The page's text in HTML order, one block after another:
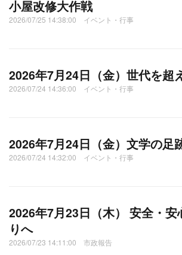
小屋改修大作戦
2026/07/25 14:38:00 イベント・行事
2026年7月24日（金）世代を超
2026/07/24 14:36:00 イベント・行事
2026年7月24日（金）文学の足
2026/07/24 14:32:00 イベント・行事
2026年7月23日（木） 安全・安
りへ
2026/07/23 14:11:00 市政報告